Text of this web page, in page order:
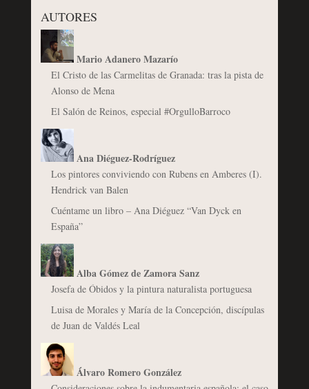
AUTORES
Mario Adanero Mazarío
El Cristo de las Carmelitas de Granada: tras la pista de
Alonso de Mena
El Salón de Reinos, especial #OrgulloBarroco
Ana Diéguez-Rodríguez
Los pintores conviviendo con Rubens en Amberes (I).
Hendrick van Balen
Cuéntame un libro – Ana Diéguez “Van Dyck en
España”
Alba Gómez de Zamora Sanz
Josefa de Óbidos y la pintura naturalista portuguesa
Luisa de Morales y María de la Concepción, discípulas
de Juan de Valdés Leal
Álvaro Romero González